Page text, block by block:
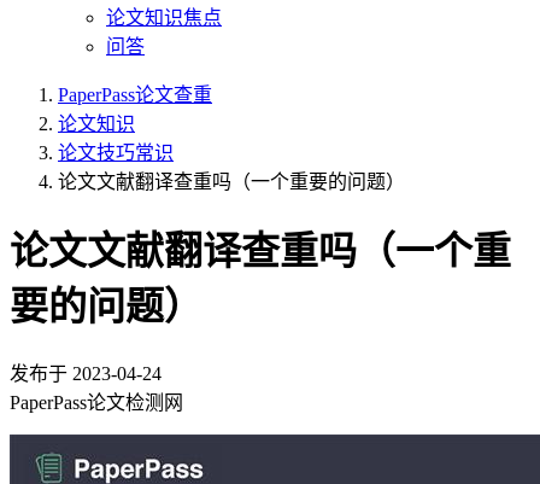
论文知识焦点
问答
PaperPass论文查重
论文知识
论文技巧常识
论文文献翻译查重吗（一个重要的问题）
论文文献翻译查重吗（一个重
要的问题）
发布于 2023-04-24
PaperPass论文检测网